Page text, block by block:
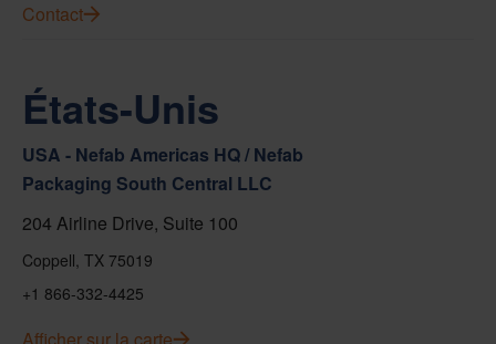
Contact
États-Unis
USA - Nefab Americas HQ / Nefab
Packaging South Central LLC
204 Airline Drive, Suite 100
Coppell, TX 75019
+1 866-332-4425